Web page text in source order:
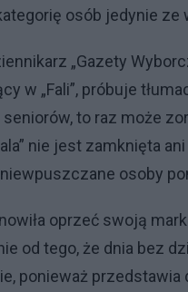
osób jedynie ze
„Gazety
w „Fali”, próbuje
to raz może
nie jest zamknięta
osoby
oprzeć swoją
od tego, że dnia bez
ponieważ